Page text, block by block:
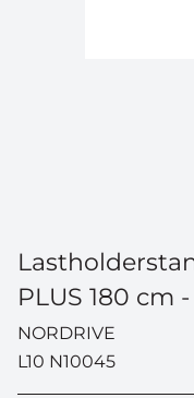
PLUS 180 cm -
NORDRIVE
L10 N10045